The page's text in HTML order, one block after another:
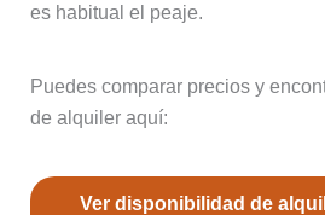
es habitual el peaje.
Puedes comparar precios y
de alquiler aquí:
Ver disponibilidad de